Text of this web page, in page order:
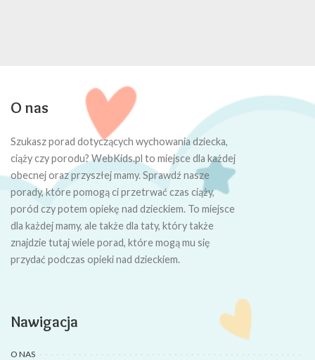
O nas
Szukasz porad dotyczących wychowania dziecka,
ciąży czy porodu? WebKids.pl to miejsce dla każdej
obecnej oraz przyszłej mamy. Sprawdź nasze
porady, które pomogą ci przetrwać czas ciąży,
poród czy potem opiekę nad dzieckiem. To miejsce
dla każdej mamy, ale także dla taty, który także
znajdzie tutaj wiele porad, które mogą mu się
przydać podczas opieki nad dzieckiem.
Nawigacja
O NAS